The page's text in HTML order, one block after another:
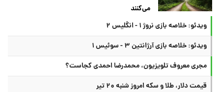
می‌کنند
ویدئو: خلاصه بازی نروژ ۱ - انگلیس ۲
ویدئو: خلاصه بازی آرژانتین ۳ - سوئیس ۱
مجری معروف تلویزیون، محمدرضا احمدی کجاست؟
قیمت دلار، طلا و سکه امروز شنبه ۲۰ تیر